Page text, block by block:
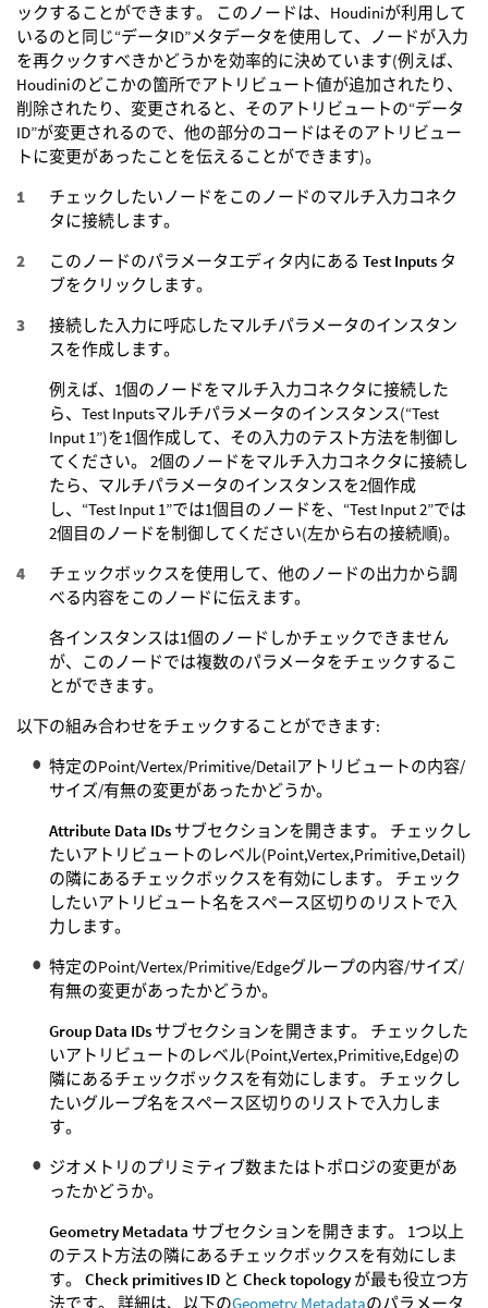
ックすることができます。 このノードは、Houdiniが利用して
いるのと同じ“データID”メタデータを使用して、ノードが入力
を再クックすべきかどうかを効率的に決めています(例えば、
Houdiniのどこかの箇所でアトリビュート値が追加されたり、
削除されたり、変更されると、そのアトリビュートの“データ
ID”が変更されるので、他の部分のコードはそのアトリビュー
トに変更があったことを伝えることができます)。
チェックしたいノードをこのノードのマルチ入力コネク
タに接続します。
このノードのパラメータエディタ内にある Test Inputs タ
ブをクリックします。
接続した入力に呼応したマルチパラメータのインスタン
スを作成します。
例えば、1個のノードをマルチ入力コネクタに接続した
ら、Test Inputsマルチパラメータのインスタンス(“Test
Input 1”)を1個作成して、その入力のテスト方法を制御し
てください。 2個のノードをマルチ入力コネクタに接続し
たら、マルチパラメータのインスタンスを2個作成
し、“Test Input 1”では1個目のノードを、“Test Input 2”では
2個目のノードを制御してください(左から右の接続順)。
チェックボックスを使用して、他のノードの出力から調
べる内容をこのノードに伝えます。
各インスタンスは1個のノードしかチェックできません
が、このノードでは複数のパラメータをチェックするこ
とができます。
以下の組み合わせをチェックすることができます:
特定のPoint/Vertex/Primitive/Detailアトリビュートの内容/
サイズ/有無の変更があったかどうか。
Attribute Data IDs サブセクションを開きます。 チェックし
たいアトリビュートのレベル(Point,Vertex,Primitive,Detail)
の隣にあるチェックボックスを有効にします。 チェック
したいアトリビュート名をスペース区切りのリストで入
力します。
特定のPoint/Vertex/Primitive/Edgeグループの内容/サイズ/
有無の変更があったかどうか。
Group Data IDs サブセクションを開きます。 チェックした
いアトリビュートのレベル(Point,Vertex,Primitive,Edge)の
隣にあるチェックボックスを有効にします。 チェックし
たいグループ名をスペース区切りのリストで入力しま
す。
ジオメトリのプリミティブ数またはトポロジの変更があ
ったかどうか。
Geometry Metadata サブセクションを開きます。 1つ以上
のテスト方法の隣にあるチェックボックスを有効にしま
す。 Check primitives ID と Check topology が最も役立つ方
法です。 詳細は、以下のGeometry Metadataのパラメータ